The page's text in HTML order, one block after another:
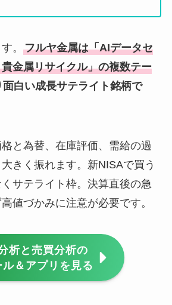
。 フルヤ金属は「AIデータセ
金属リサイクル」の複数テー
面白い成長サテライト銘柄で
と為替、在庫評価、需給の過
きく振れます。新NISAで買う
サテライト枠。決算直後の急
値づかみに注意が必要です。
析と売買分析の
ル＆アプリを見る